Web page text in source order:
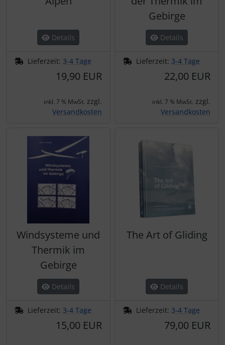
Details
Lieferzeit: 3-4 Tage
19,90 EUR
inkl. 7 % MwSt. zzgl.
Versandkosten
Gebirge
Details
Lieferzeit: 3-4 Tage
22,00 EUR
inkl. 7 % MwSt. zzgl.
Versandkosten
Windsysteme und
Thermik im
Gebirge
Details
Lieferzeit: 3-4 Tage
15,00 EUR
The Art of Gliding
Details
Lieferzeit: 3-4 Tage
79,00 EUR